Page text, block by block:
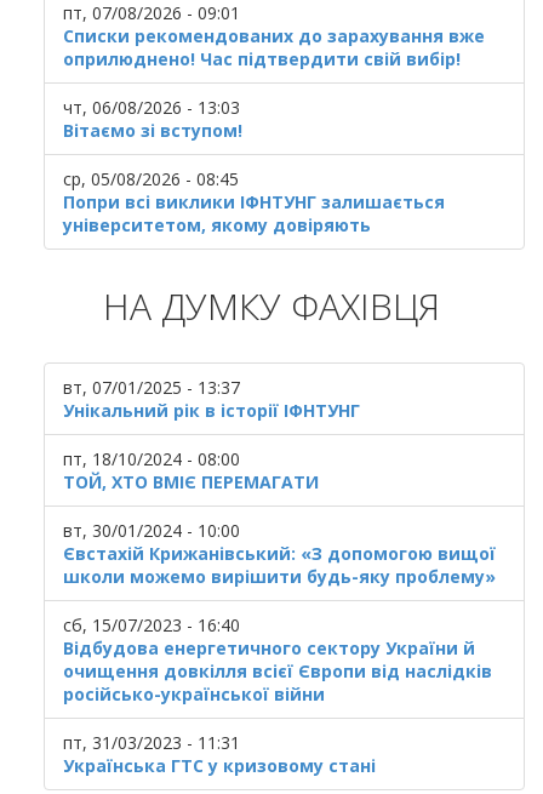
пт, 07/08/2026 - 09:01
Списки рекомендованих до зарахування вже
оприлюднено! Час підтвердити свій вибір!
чт, 06/08/2026 - 13:03
Вітаємо зі вступом!
ср, 05/08/2026 - 08:45
Попри всі виклики ІФНТУНГ залишається
університетом, якому довіряють
НА ДУМКУ ФАХІВЦЯ
вт, 07/01/2025 - 13:37
Унікальний рік в історії ІФНТУНГ
пт, 18/10/2024 - 08:00
ТОЙ, ХТО ВМІЄ ПЕРЕМАГАТИ
вт, 30/01/2024 - 10:00
Євстахій Крижанівський: «З допомогою вищої
школи можемо вирішити будь-яку проблему»
сб, 15/07/2023 - 16:40
Відбудова енергетичного сектору України й
очищення довкілля всієї Європи від наслідків
російсько-української війни
пт, 31/03/2023 - 11:31
Українська ГТС у кризовому стані